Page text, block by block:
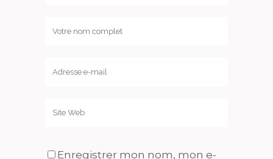
Enregistrer mon nom, mon e-